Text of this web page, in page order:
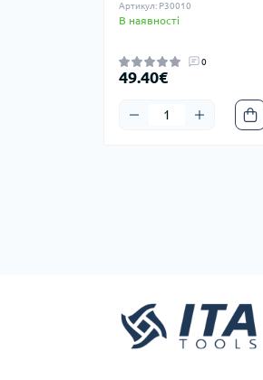
Артикул: P30010
В наявності
0
49.40€